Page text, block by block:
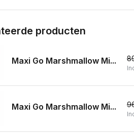
producten
Maxi Go Marshmallow Mi...
Maxi Go Marshmallow Mi...